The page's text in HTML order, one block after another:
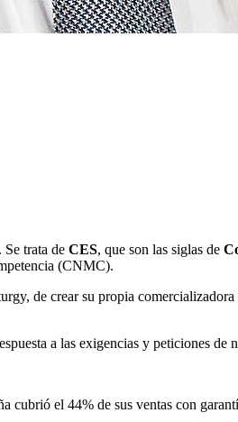
trata de CES, que son las siglas de
(CNMC).
de crear su propia
a las exigencias y peticiones de
el 44% de sus ventas con